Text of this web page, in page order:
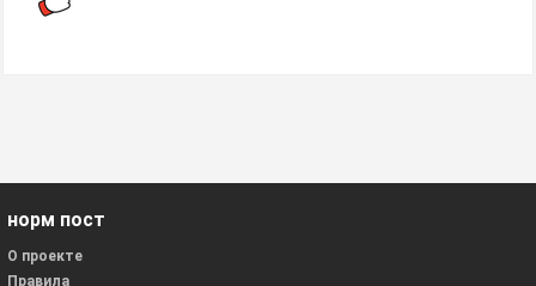
норм пост
О проекте
Правила